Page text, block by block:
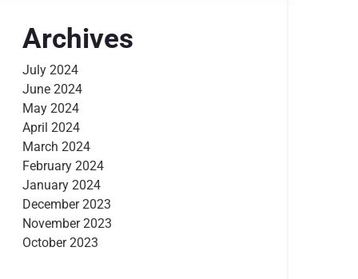
Archives
July 2024
June 2024
May 2024
April 2024
March 2024
February 2024
January 2024
December 2023
November 2023
October 2023